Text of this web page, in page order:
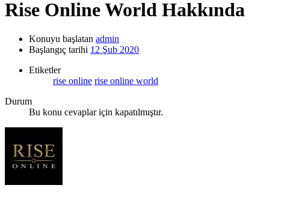
Rise Online World Hakkında
Konuyu başlatan admin
Başlangıç tarihi 12 Şub 2020
Etiketler
rise online rise online world
Durum
Bu konu cevaplar için kapatılmıştır.